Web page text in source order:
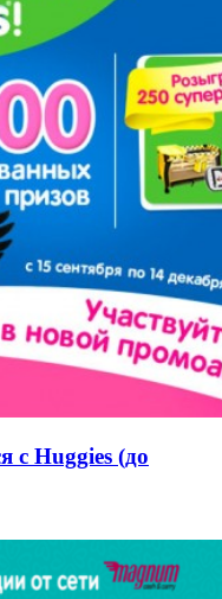
с Huggies (до